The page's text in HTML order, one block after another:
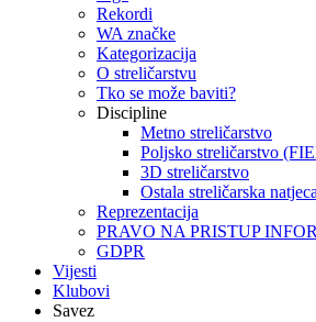
Rekordi
WA značke
Kategorizacija
O streličarstvu
Tko se može baviti?
Discipline
Metno streličarstvo
Poljsko streličarstvo
3D streličarstvo
Ostala streličarska
Reprezentacija
PRAVO NA PRISTUP
GDPR
Vijesti
Klubovi
Savez